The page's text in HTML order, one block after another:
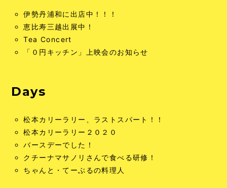
伊勢丹浦和に出店中！！！
恵比寿三越出展中！
Tea Concert
「０円キッチン」上映会のお知らせ
Days
松本カリーラリー、ラストスパート！！
松本カリーラリー２０２０
バースデーでした！
クチーナマサノリさんで食べる研修！
ちゃんと・てーぶるの料理人